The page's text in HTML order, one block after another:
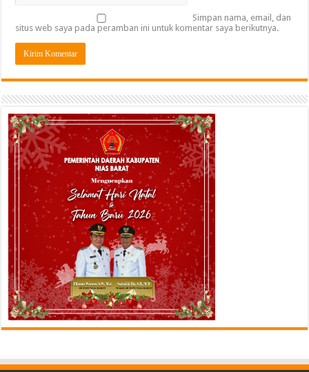
Simpan nama, email, dan
situs web saya pada peramban ini untuk komentar saya berikutnya.